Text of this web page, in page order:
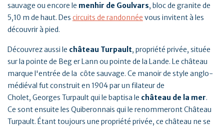
sauvage ou encore le menhir de Goulvars, bloc de granite de
5,10 m de haut. Des circuits de randonnée vous invitent à les
découvrir à pied.
Découvrez aussi le château Turpault, propriété privée, située
sur la pointe de Beg er Lann ou pointe de la Lande. Le château
marque l'entrée de la côte sauvage. Ce manoir de style anglo-
médiéval fut construit en 1904 par un filateur de
Cholet, Georges Turpault qui le baptisa le château de la mer.
Ce sont ensuite les Quiberonnais qui le renommeront Château
Turpault. Étant toujours une propriété privée, ce château ne se